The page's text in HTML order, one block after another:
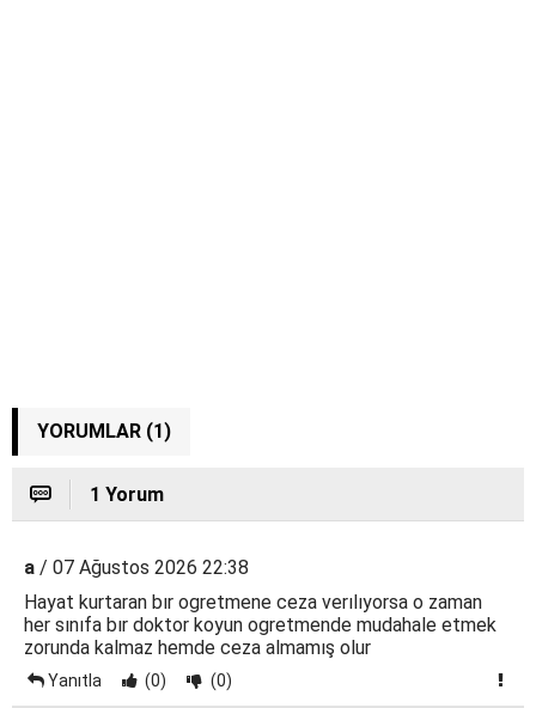
YORUMLAR (1)
1 Yorum
a / 07 Ağustos 2026 22:38
Hayat kurtaran bır ogretmene ceza verılıyorsa o zaman
her sınıfa bır doktor koyun ogretmende mudahale etmek
zorunda kalmaz hemde ceza almamış olur
Yanıtla (0) (0)